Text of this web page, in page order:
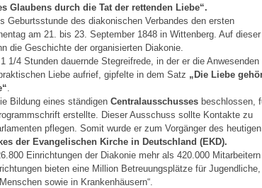
Glaubens durch die Tat der rettenden Liebe“.
Geburtsstunde des diakonischen Verbandes den ersten
am 21. bis 23. September 1848 in Wittenberg. Auf dieser
die Geschichte der organisierten Diakonie.
1/4 Stunden dauernde Stegreifrede, in der er die Anwesenden
Liebe aufrief, gipfelte in dem Satz „Die Liebe
.
Bildung eines ständigen Centralausschusses beschlossen,
erstellte. Dieser Ausschuss sollte Kontakte zu
pflegen. Somit wurde er zum Vorgänger des heutigen
der Evangelischen Kirche in Deutschland (EKD).
Einrichtungen der Diakonie mehr als 420.000 Mitarbeitern
bieten eine Million Betreuungsplätze für Jugendliche,
sowie in Krankenhäusern“.